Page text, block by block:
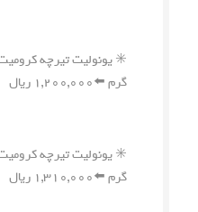
گرم ⬅️۱,۲۰۰,۰۰۰ ریال
گرم ⬅️۱,۳۱۰,۰۰۰ ریال